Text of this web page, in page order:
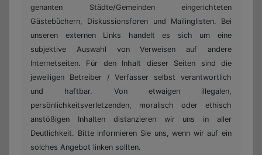
genanten Städte/Gemeinden eingerichteten
Gästebüchern, Diskussionsforen und Mailinglisten. Bei
unseren externen Links handelt es sich um eine
subjektive Auswahl von Verweisen auf andere
Internetseiten. Für den Inhalt dieser Seiten sind die
jeweiligen Betreiber / Verfasser selbst verantwortlich
und haftbar. Von etwaigen illegalen,
persönlichkeitsverletzenden, moralisch oder ethisch
anstößigen Inhalten distanzieren wir uns in aller
Deutlichkeit. Bitte informieren Sie uns, wenn wir auf ein
solches Angebot linken sollten.